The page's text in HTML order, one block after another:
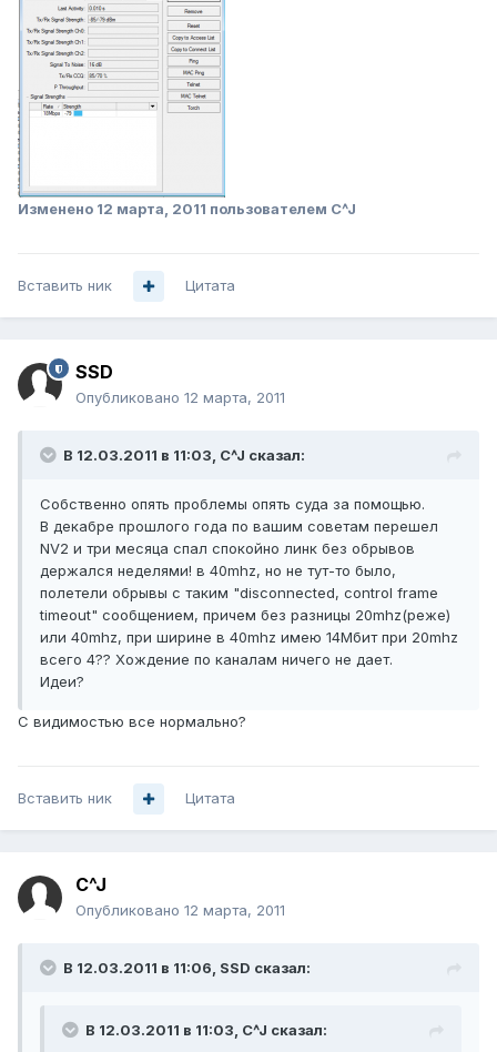
Изменено 12 марта, 2011 пользователем C^J
Вставить ник Цитата
SSD
Опубликовано 12 марта, 2011
В 12.03.2011 в 11:03, C^J сказал:
Собственно опять проблемы опять суда за помощью.
В декабре прошлого года по вашим советам перешел
NV2 и три месяца спал спокойно линк без обрывов
держался неделями! в 40mhz, но не тут-то было,
полетели обрывы с таким "disconnected, control frame
timeout" сообщением, причем без разницы 20mhz(реже)
или 40mhz, при ширине в 40mhz имею 14Мбит при 20mhz
всего 4?? Хождение по каналам ничего не дает.
Идеи?
С видимостью все нормально?
Вставить ник Цитата
C^J
Опубликовано 12 марта, 2011
В 12.03.2011 в 11:06, SSD сказал:
В 12.03.2011 в 11:03, C^J сказал: